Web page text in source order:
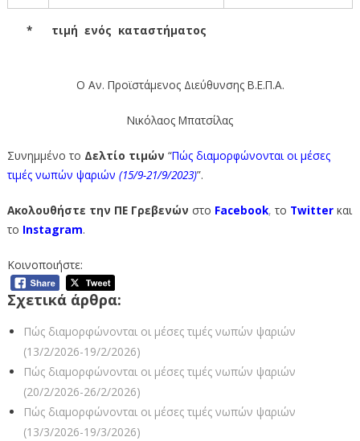
* τιμή ενός καταστήματος
Ο Αν. Προϊστάμενος Διεύθυνσης Β.Ε.Π.Α.
Νικόλαος Μπατσίλας
Συνημμένο το Δελτίο τιμών “Πώς διαμορφώνονται οι μέσες
τιμές νωπών ψαριών (15/9-21/9/2023)”.
Ακολουθήστε την ΠΕ Γρεβενών στο Facebook, το Twitterκαι
το Instagram.
Κοινοποιήστε:
Σχετικά άρθρα:
Πώς διαμορφώνονται οι μέσες τιμές νωπών ψαριών
(13/2/2026-19/2/2026)
Πώς διαμορφώνονται οι μέσες τιμές νωπών ψαριών
(20/2/2026-26/2/2026)
Πώς διαμορφώνονται οι μέσες τιμές νωπών ψαριών
(13/3/2026-19/3/2026)